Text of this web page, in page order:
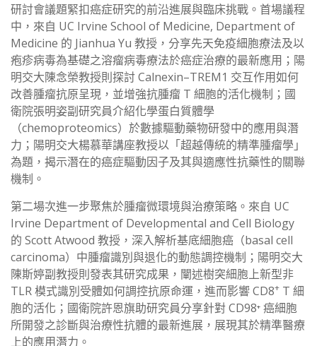
研討會議題緊扣癌症研究的前沿進展與臨床挑戰。首場議程
中，來自 UC Irvine School of Medicine, Department of
Medicine 的 Jianhua Yu 教授，分享先天免疫細胞療法及以
疱疹病毒為基礎之溶瘤病毒療法於癌症治療的最新應用；陽
明交大陳念榮教授則探討 Calnexin–TREM1 交互作用如何
改善腫瘤抗原呈現，並增強抗腫瘤 T 細胞的活化機制；國
衛院張明姿副研究員介紹化學蛋白質體學
（chemoproteomics）於數據驅動藥物研發中的應用與潛
力；陽明交大楊慕華講座教授以「超越傳統的精準腫瘤學」
為題，揭示潛在的癌症驅動因子及其與適應性抗藥性的關聯
機制。
第二場次進一步聚焦於腫瘤微環境與治療策略。來自 UC
Irvine Department of Developmental and Cell Biology
的 Scott Atwood 教授，深入解析基底細胞癌（basal cell
carcinoma）中腫瘤識別與退化的動態調控機制；陽明交大
陳斯婷副教授則發表其研究成果，闡述樹突細胞上新型非
TLR 模式識別受體如何調控抗原命運，進而影響 CD8+ T 細
胞的活化；國衛院許恩旗助研究員分享針對 CD98⁺ 癌細胞
所開發之診斷與治療性抗體的最新進展，展現其於精準醫療
上的應用潛力。